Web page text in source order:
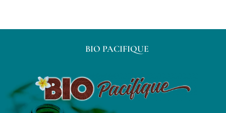
BIO PACIFIQUE